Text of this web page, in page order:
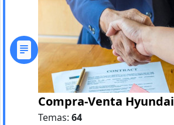
Compra-Venta Hyundai
Temas: 64